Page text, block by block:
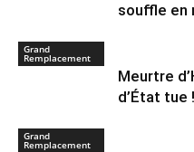
souffle en
Grand
Remplacement
Meurtre
d’État tue !
Grand
Remplacement